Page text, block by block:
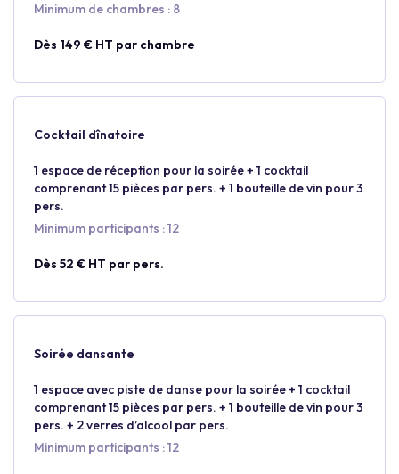
Minimum de chambres : 8
Dès 149 € HT par chambre
Cocktail dînatoire
1 espace de réception pour la soirée + 1 cocktail
comprenant 15 pièces par pers. + 1 bouteille de vin pour 3
pers.
Minimum participants : 12
Dès 52 € HT par pers.
Soirée dansante
1 espace avec piste de danse pour la soirée + 1 cocktail
comprenant 15 pièces par pers. + 1 bouteille de vin pour 3
pers. + 2 verres d’alcool par pers.
Minimum participants : 12